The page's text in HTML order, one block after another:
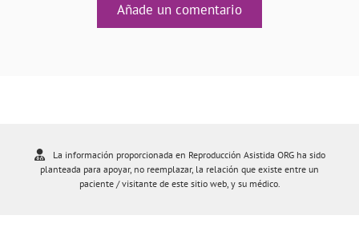
Añade un comentario
La información proporcionada en Reproducción Asistida ORG ha sido
planteada para apoyar, no reemplazar, la relación que existe entre un
paciente / visitante de este sitio web, y su médico.